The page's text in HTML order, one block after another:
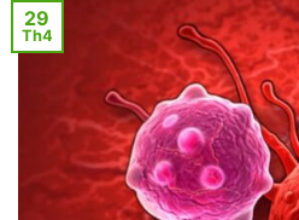
29
Th4